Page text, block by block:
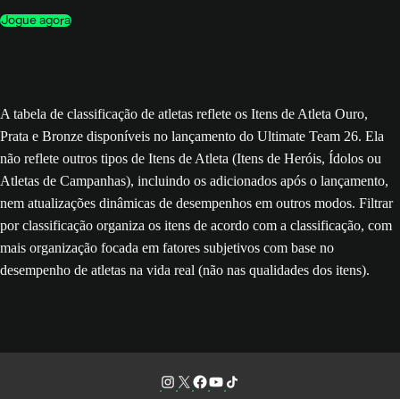
Jogue agora
A tabela de classificação de atletas reflete os Itens de Atleta Ouro,
Prata e Bronze disponíveis no lançamento do Ultimate Team 26. Ela
não reflete outros tipos de Itens de Atleta (Itens de Heróis, Ídolos ou
Atletas de Campanhas), incluindo os adicionados após o lançamento,
nem atualizações dinâmicas de desempenhos em outros modos. Filtrar
por classificação organiza os itens de acordo com a classificação, com
mais organização focada em fatores subjetivos com base no
desempenho de atletas na vida real (não nas qualidades dos itens).